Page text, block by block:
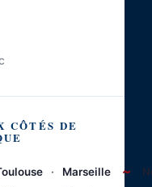
CÔTÉS DE
· Marseille ~